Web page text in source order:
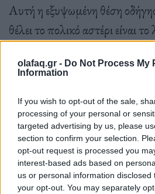
olafaq.gr - Do Not Process My
Information
If you wish to opt-out of the sale,
processing of your personal or
targeted advertising by us, please
section to confirm your selection.
opt-out request is processed you
interest-based ads based on
us or personal information
your opt-out. You may separately
Αυτή η εξυψωμένη θέση
θέλει το πολικό αστέρι είναι
στον νυχτερινό ουρανό. Έλα
Από όλα τα αστέρια που είναι
50 των πιο λαμπερών
είσαι, Polaris).Α, και δεν είναι
– αν και αυτό δεν μπορεί να
Επιπλέον, η προνομιακή του
προσωρινή. Κατά τη διάρκεια